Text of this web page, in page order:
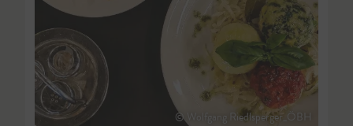
© Wolfgang Riedlsperger_ÖBH